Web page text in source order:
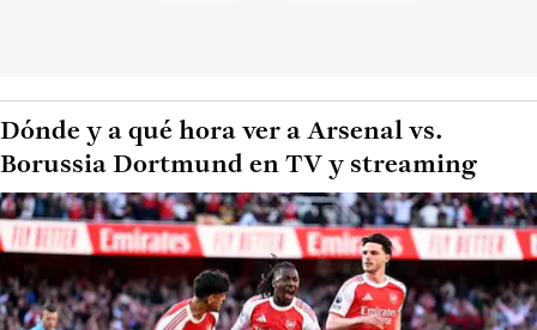
Dónde y a qué hora ver a Arsenal vs.
Borussia Dortmund en TV y streaming